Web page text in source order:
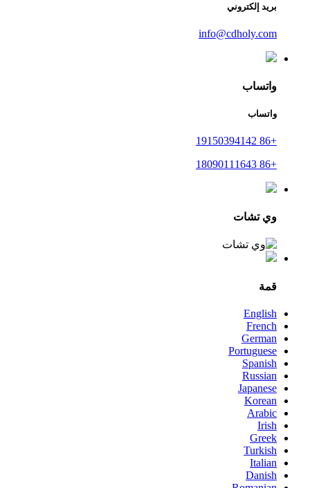
بريد إلكتروني
info@cdholy.com
واتساب
واتساب
+86 19150394142
+86 18090111643
وي تشات
قمة
English
French
German
Portuguese
Spanish
Russian
Japanese
Korean
Arabic
Irish
Greek
Turkish
Italian
Danish